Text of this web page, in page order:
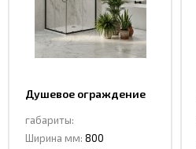
Душевое ограждение
раздвижная CL902B-
8011 BLACK
габариты:
Ширина мм: 800